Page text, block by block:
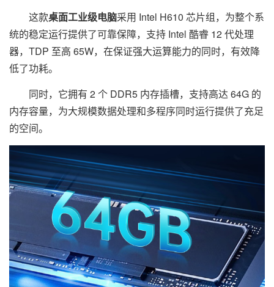
这款桌面工业级电脑采用 Intel H610 芯片组，为整个系
统的稳定运行提供了可靠保障，支持 Intel 酷睿 12 代处理
器，TDP 至高 65W，在保证强大运算能力的同时，有效降
低了功耗。
同时，它拥有 2 个 DDR5 内存插槽，支持高达 64G 的
内存容量，为大规模数据处理和多程序同时运行提供了充足
的空间。